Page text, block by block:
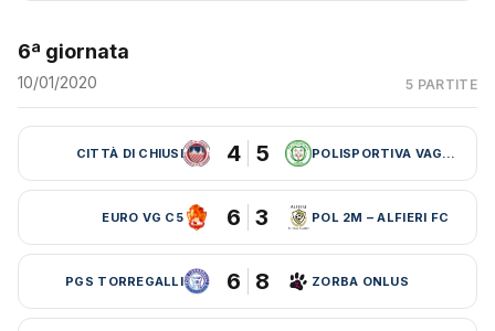
6ª giornata
10/01/2020 5 PARTITE
CITTÀ DI CHIUSI 4 5 POLISPORTIVA VAGLIA
EURO VG C5 6 3 POL 2M – ALFIERI FC
PGS TORREGALLI 6 8 ZORBA ONLUS